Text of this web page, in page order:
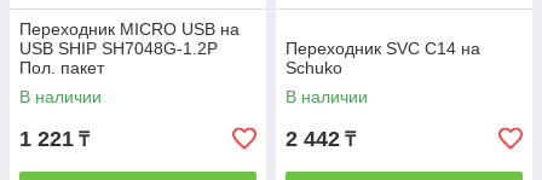
Переходник MICRO USB на
USB SHIP SH7048G-1.2P
Пол. пакет
В наличии
1 221 ₸
Переходник SVC C14 на
Schuko
В наличии
2 442 ₸